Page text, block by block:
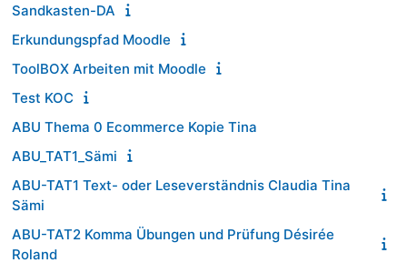
Sandkasten-DA
Erkundungspfad Moodle
ToolBOX Arbeiten mit Moodle
Test KOC
ABU Thema 0 Ecommerce Kopie Tina
ABU_TAT1_Sämi
ABU-TAT1 Text- oder Leseverständnis Claudia Tina
Sämi
ABU-TAT2 Komma Übungen und Prüfung Désirée
Roland